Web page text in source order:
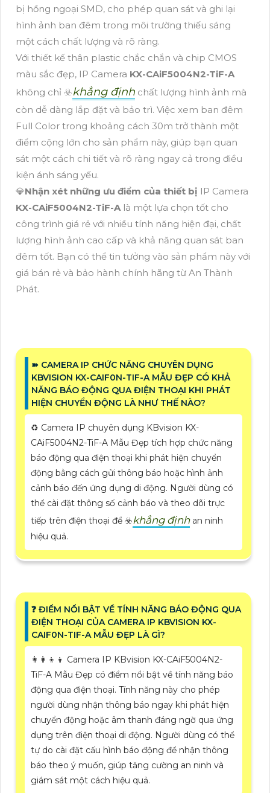
bị hồng ngoại SMD, cho phép quan sát và ghi lại
hình ảnh ban đêm trong môi trường thiếu sáng
một cách chất lượng và rõ ràng.
Với thiết kế thân plastic chắc chắn và chip CMOS
màu sắc đẹp, IP Camera KX-CAiF5004N2-TiF-A
không chỉ ☣️khẳng định chất lượng hình ảnh mà
còn dễ dàng lắp đặt và bảo trì. Việc xem ban đêm
Full Color trong khoảng cách 30m trở thành một
điểm cộng lớn cho sản phẩm này, giúp bạn quan
sát một cách chi tiết và rõ ràng ngay cả trong điều
kiện ánh sáng yếu.
💎Nhận xét những ưu điểm của thiết bị IP Camera
KX-CAiF5004N2-TiF-A là một lựa chọn tốt cho
công trình giá rẻ với nhiều tính năng hiện đại, chất
lượng hình ảnh cao cấp và khả năng quan sát ban
đêm tốt. Bạn có thể tin tưởng vào sản phẩm này với
giá bán rẻ và bảo hành chính hãng từ An Thành
Phát.
➽ CAMERA IP CHỨC NĂNG CHUYÊN DỤNG
KBVISION KX-CAIF0N-TIF-A MẪU ĐẸP CÓ KHẢ
NĂNG BÁO ĐỘNG QUA ĐIỆN THOẠI KHI PHÁT
HIỆN CHUYỂN ĐỘNG LÀ NHƯ THẾ NÀO?
♻️ Camera IP chuyên dụng KBvision KX-
CAiF5004N2-TiF-A Mẫu Đẹp tích hợp chức năng
báo động qua điện thoại khi phát hiện chuyển
động bằng cách gửi thông báo hoặc hình ảnh
cảnh báo đến ứng dụng di động. Người dùng có
thể cài đặt thông số cảnh báo và theo dõi trực
tiếp trên điện thoại để ☣️khẳng địnhan ninh
hiệu quả.
❓ ĐIỂM NỔI BẬT VỀ TÍNH NĂNG BÁO ĐỘNG QUA
ĐIỆN THOẠI CỦA CAMERA IP KBVISION KX-
CAIF0N-TIF-A MẪU ĐẸP LÀ GÌ?
👩‍👩‍👦‍👦 Camera IP KBvision KX-CAiF5004N2-
TiF-A Mẫu Đẹp có điểm nổi bật về tính năng báo
động qua điện thoại. Tính năng này cho phép
người dùng nhận thông báo ngay khi phát hiện
chuyển động hoặc âm thanh đáng ngờ qua ứng
dụng trên điện thoại di động. Người dùng có thể
tự do cài đặt cấu hình báo động để nhận thông
báo theo ý muốn, giúp tăng cường an ninh và
giám sát một cách hiệu quả.